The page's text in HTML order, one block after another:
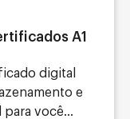
A1
digital
e
para você...